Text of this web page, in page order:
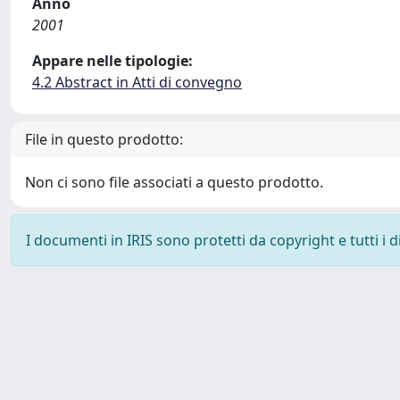
2001
Appare nelle tipologie:
4.2 Abstract in Atti di convegno
File in questo prodotto:
Non ci sono file associati a questo prodotto.
I documenti in IRIS sono protetti da copyright e tutti i